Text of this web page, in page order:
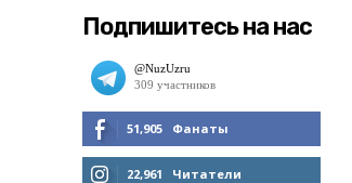
Подпишитесь на нас
51,905 Фанаты
МНЕ НРАВИТСЯ
22,961 Читатели